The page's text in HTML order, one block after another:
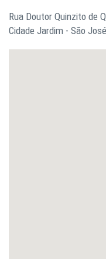
Rua Doutor Quinzito de
Cidade Jardim - São